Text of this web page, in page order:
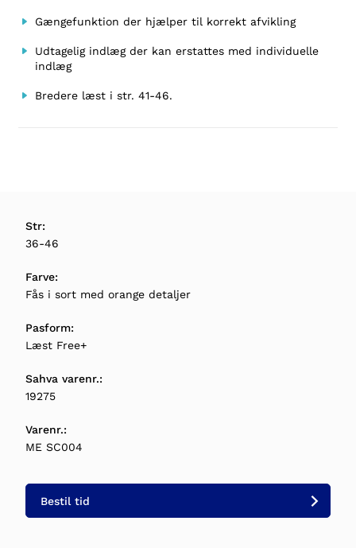
Gængefunktion der hjælper til korrekt afvikling
Udtagelig indlæg der kan erstattes med individuelle
indlæg
Bredere læst i str. 41-46.
Str:
36-46
Farve:
Fås i sort med orange detaljer
Pasform:
Læst Free+
Sahva varenr.:
19275
Varenr.:
ME SC004
Bestil tid